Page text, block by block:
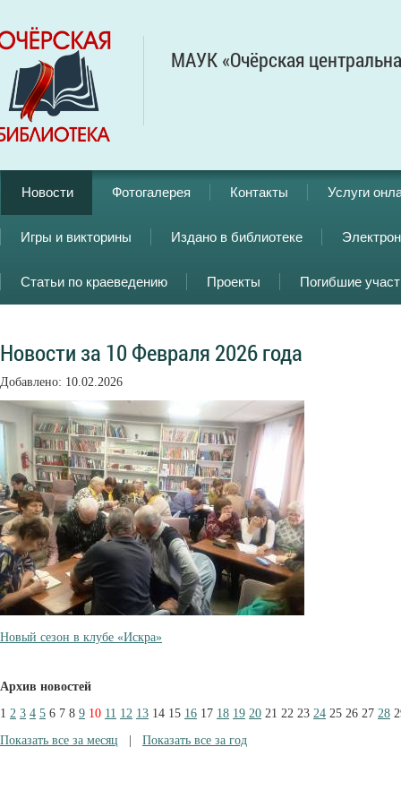
МАУК «Очёрская
Новости Фотогалерея Контакты Услуги
Игры и викторины Издано в библиотеке
Статьи по краеведению Проекты Погибшие
Новости за 10 Февраля 2026 года
Добавлено: 10.02.2026
Новый сезон в клубе «Искра»
Архив новостей
1 2 3 4 5 6 7 8 9 10 11 12 13 14 15 16 17 18 19 20 21 22 23 24 25 26 27 28
Показать все за месяц
Показать все за год